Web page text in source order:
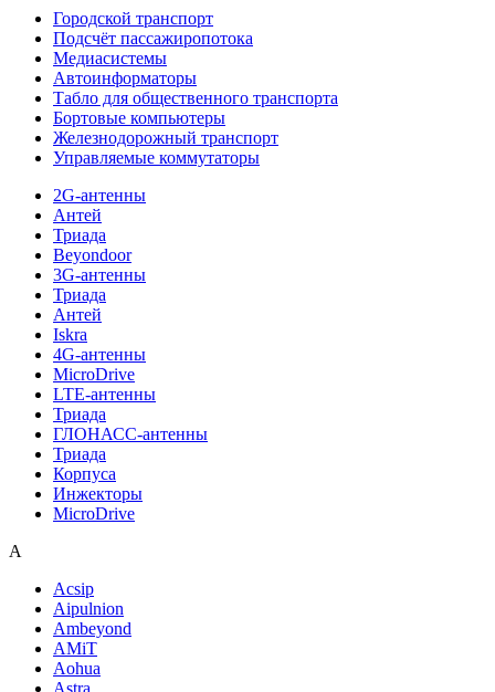
Городской транспорт
Подсчёт пассажиропотока
Медиасистемы
Автоинформаторы
Табло для общественного транспорта
Бортовые компьютеры
Железнодорожный транспорт
Управляемые коммутаторы
2G-антенны
Антей
Триада
Beyondoor
3G-антенны
Триада
Антей
Iskra
4G-антенны
MicroDrive
LTE-антенны
Триада
ГЛОНАСС-антенны
Триада
Корпуса
Инжекторы
MicroDrive
A
Acsip
Aipulnion
Ambeyond
AMiT
Aohua
Astra